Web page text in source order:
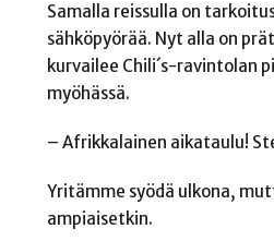
Samalla reissulla on
sähköpyörää. Nyt alla on
kurvailee Chili´s-ravintolan
myöhässä.
– Afrikkalainen aikataulu!
Yritämme syödä ulkona,
ampiaisetkin.